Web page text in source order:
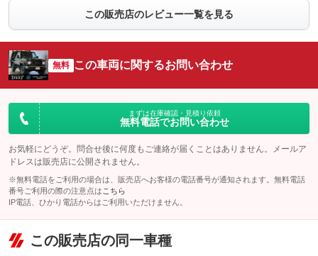
この販売店のレビュー一覧を見る
無料 この車両に関するお問い合わせ
まずは在庫確認・見積り依頼
無料電話でお問い合わせ
お気軽にどうぞ。問合せ後に何度もご連絡が届くことはありません。メールア
ドレスは販売店に公開されません。
※無料電話をご利用の場合は、販売店へお客様の電話番号が通知されます。無料電話
番号ご利用の際の注意点は こちら
IP電話、ひかり電話からはご利用いただけません。
この販売店の同一車種